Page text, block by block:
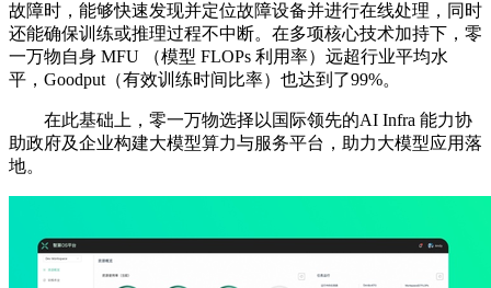
故障时，能够快速发现并定位故障设备并进行在线处理，同时
还能确保训练或推理过程不中断。在多项核心技术加持下，零
一万物自身 MFU （模型 FLOPs 利用率）远超行业平均水
平，Goodput（有效训练时间比率）也达到了99%。
在此基础上，零一万物选择以国际领先的AI Infra 能力协
助政府及企业构建大模型算力与服务平台，助力大模型应用落
地。